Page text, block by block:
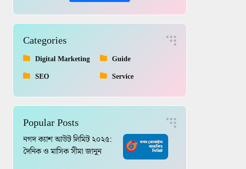
Categories
Digital Marketing
Guide
SEO
Service
Popular Posts
নগদ ক্যাশ আউট লিমিট ২০২৫:
দৈনিক ও মাসিক সীমা জানুন